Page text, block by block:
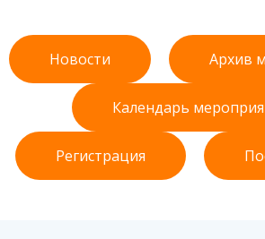
Новости Архив
Календарь
Регистрация